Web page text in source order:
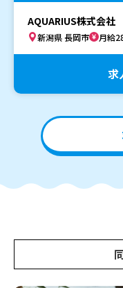
AQUARIUS株式会社
新潟県 長岡市 月給
求